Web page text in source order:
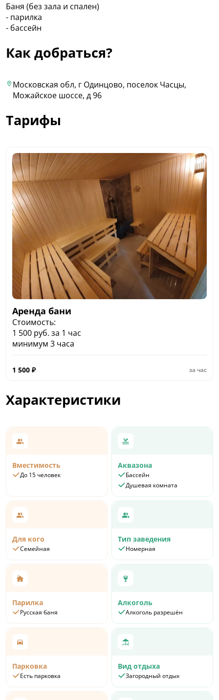
Баня (без зала и спален)
- парилка
- бассейн
Как добраться?
Московская обл, г Одинцово, поселок Часцы,
Можайское шоссе, д 96
Тарифы
Аренда бани
Стоимость:
1 500 руб. за 1 час
минимум 3 часа
1 500 ₽ за час
Характеристики
Вместимость
До 15 человек
Аквазона
Бассейн
Душевая комната
Для кого
Семейная
Тип заведения
Номерная
Парилка
Русская баня
Алкоголь
Алкоголь разрешён
Парковка
Есть парковка
Вид отдыха
Загородный отдых